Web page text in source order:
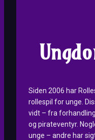
Siden 2006 har
rollespil for unge.
vidt – fra
og pirateventyr.
unge – andre har